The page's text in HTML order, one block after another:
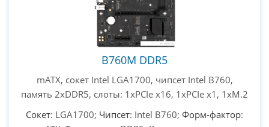
B760M DDR5
mATX, сокет Intel LGA1700, чипсет Intel B760,
память 2xDDR5, слоты: 1xPCIe x16, 1xPCIe x1, 1xM.2
Сокет: LGA1700; Чипсет: Intel B760; Форм-фактор: